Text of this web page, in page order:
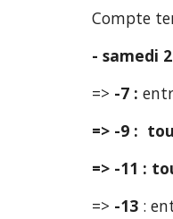
Compte
- samedi
=> -7 :
=> -9 :
=> -11 :
=> -13 :